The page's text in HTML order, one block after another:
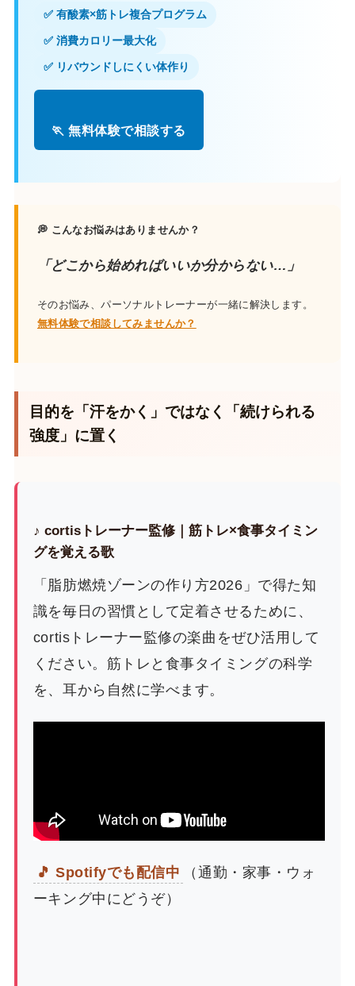
✅ 有酸素×筋トレ複合プログラム
✅ 消費カロリー最大化
✅ リバウンドしにくい体作り
🏃 無料体験で相談する
💭 こんなお悩みはありませんか？
「どこから始めればいいか分からない…」
そのお悩み、パーソナルトレーナーが一緒に解決します。
無料体験で相談してみませんか？
目的を「汗をかく」ではなく「続けられる
強度」に置く
♪ cortisトレーナー監修｜筋トレ×食事タイミン
グを覚える歌
「脂肪燃焼ゾーンの作り方2026」で得た知
識を毎日の習慣として定着させるために、
cortisトレーナー監修の楽曲をぜひ活用して
ください。筋トレと食事タイミングの科学
を、耳から自然に学べます。
🎵 Spotifyでも配信中
（通勤・家事・ウォ
ーキング中にどうぞ）